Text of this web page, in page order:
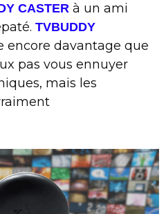
CASTER à un ami
TVBUDDY
encore davantage que
pas vous ennuyer
mais les